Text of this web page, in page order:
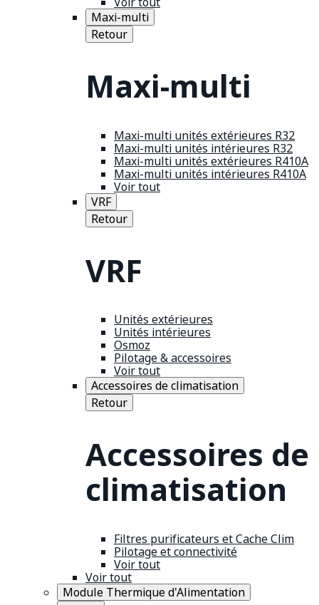
Maxi-multi
Retour
Maxi-multi
Maxi-multi unités extérieures R32
Maxi-multi unités intérieures R32
Maxi-multi unités extérieures R410A
Maxi-multi unités intérieures R410A
Voir tout
VRF
Retour
VRF
Unités extérieures
Unités intérieures
Osmoz
Pilotage & accessoires
Voir tout
Accessoires de climatisation
Retour
Accessoires de
climatisation
Filtres purificateurs et Cache Clim
Pilotage et connectivité
Voir tout
Voir tout
Module Thermique d'Alimentation